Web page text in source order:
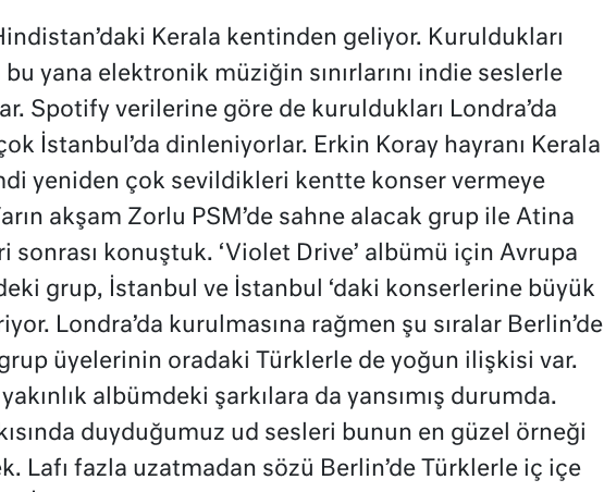
Kerala kentinden geliyor. Kuruldukları
bu yana elektronik müziğin sınırlarını indie seslerle
Spotify verilerine göre de kuruldukları Londra’da
İstanbul’da dinleniyorlar. Erkin Koray hayranı Kerala
yeniden çok sevildikleri kentte konser vermeye
akşam Zorlu PSM’de sahne alacak grup ile Atina
sonrası konuştuk. ‘Violet Drive’ albümü için Avrupa
grup, İstanbul ve İstanbul ‘daki konserlerine büyük
Londra’da kurulmasına rağmen şu sıralar Berlin’de
üyelerinin oradaki Türklerle de yoğun ilişkisi var.
albümdeki şarkılara da yansımış durumda.
duyduğumuz ud sesleri bunun en güzel örneği
Lafı fazla uzatmadan sözü Berlin’de Türklerle iç içe